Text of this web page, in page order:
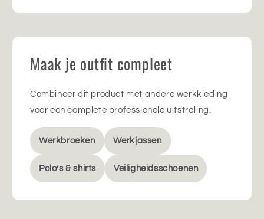
Maak je outfit compleet
Combineer dit product met andere werkkleding
voor een complete professionele uitstraling.
Werkbroeken Werkjassen
Polo’s & shirts Veiligheidsschoenen